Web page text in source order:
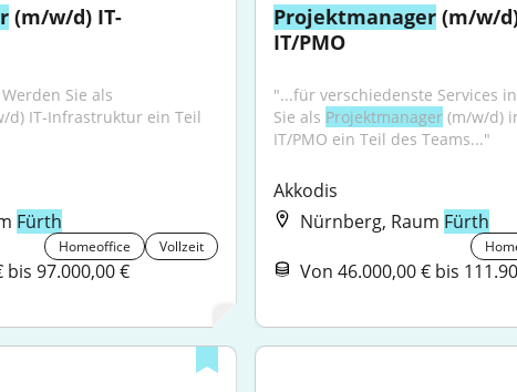
(m/w/d) IT-
d) IT-Infrastruktur ein Teil
Fürth
Homeoffice Vollzeit
bis 97.000,00 €
Projektmanager (m/w/
IT/PMO
"...für verschiedenste Services
Sie als Projektmanager (m/w/d)
IT/PMO ein Teil des Teams..."
Akkodis
Nürnberg, Raum Fürth
Von 46.000,00 € bis